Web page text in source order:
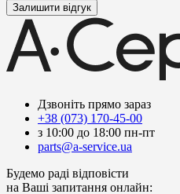
Залишити відгук
Дзвоніть прямо зараз
+38 (073) 170-45-00
з 10:00 до 18:00 пн-пт
parts@a-service.ua
Будемо раді відповісти
на Ваші запитання онлайн: